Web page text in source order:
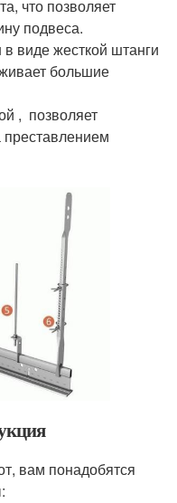
что позволяет
подвеса.
виде жесткой штанги
большие
, позволяет
преставлением
вам понадобятся